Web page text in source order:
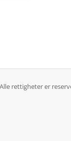
rettigheter er